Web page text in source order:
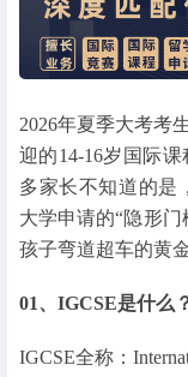
2026年夏季大考考
迎的14-16岁国际
多家长不知道的是
大学申请的“隐形
孩子弯道超车的黄
01、 IGCSE是什么
IGCSE全称：